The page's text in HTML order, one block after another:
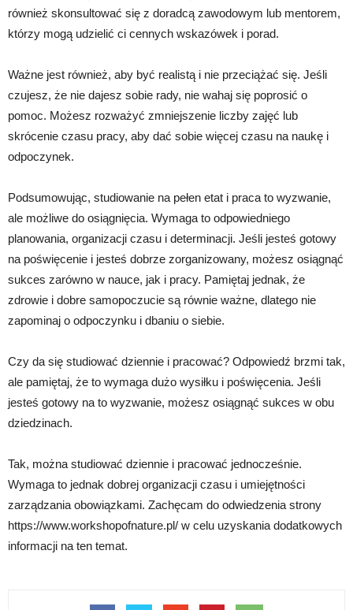
również skonsultować się z doradcą zawodowym lub mentorem,
którzy mogą udzielić ci cennych wskazówek i porad.
Ważne jest również, aby być realistą i nie przeciążać się. Jeśli
czujesz, że nie dajesz sobie rady, nie wahaj się poprosić o
pomoc. Możesz rozważyć zmniejszenie liczby zajęć lub
skrócenie czasu pracy, aby dać sobie więcej czasu na naukę i
odpoczynek.
Podsumowując, studiowanie na pełen etat i praca to wyzwanie,
ale możliwe do osiągnięcia. Wymaga to odpowiedniego
planowania, organizacji czasu i determinacji. Jeśli jesteś gotowy
na poświęcenie i jesteś dobrze zorganizowany, możesz osiągnąć
sukces zarówno w nauce, jak i pracy. Pamiętaj jednak, że
zdrowie i dobre samopoczucie są równie ważne, dlatego nie
zapominaj o odpoczynku i dbaniu o siebie.
Czy da się studiować dziennie i pracować? Odpowiedź brzmi tak,
ale pamiętaj, że to wymaga dużo wysiłku i poświęcenia. Jeśli
jesteś gotowy na to wyzwanie, możesz osiągnąć sukces w obu
dziedzinach.
Tak, można studiować dziennie i pracować jednocześnie.
Wymaga to jednak dobrej organizacji czasu i umiejętności
zarządzania obowiązkami. Zachęcam do odwiedzenia strony
https://www.workshopofnature.pl/ w celu uzyskania dodatkowych
informacji na ten temat.